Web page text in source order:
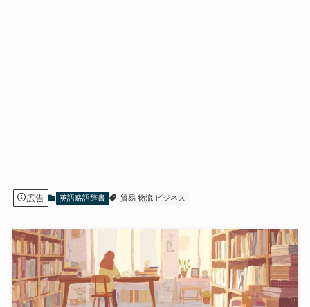
広告 英語略語辞書 貿易 物流 ビジネス